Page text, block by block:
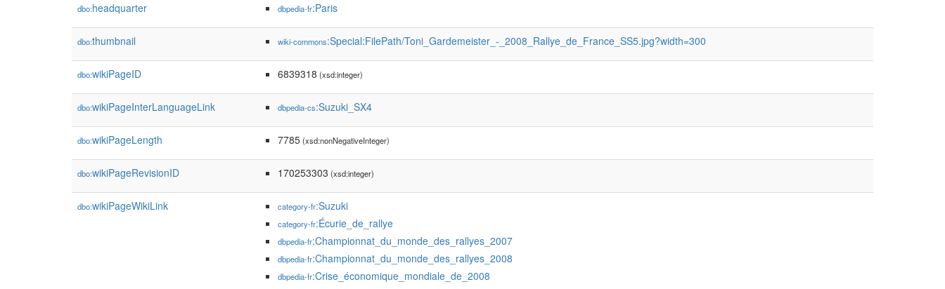
dbo:headquarter dbpedia-fr:Paris
dbo:thumbnail wiki-commons:Special:FilePath/Toni_Gardemeister_-_2008_Rallye_de_France_SS5.jpg?width=300
dbo:wikiPageID 6839318 (xsd:integer)
dbo:wikiPageInterLanguageLink dbpedia-cs:Suzuki_SX4
dbo:wikiPageLength 7785(xsd:nonNegativeInteger)
dbo:wikiPageRevisionID 170253303 (xsd:integer)
dbo:wikiPageWikiLink category-fr:Suzuki
category-fr:Écurie_de_rallye
dbpedia-fr:Championnat_du_monde_des_rallyes_2007
dbpedia-fr:Championnat_du_monde_des_rallyes_2008
dbpedia-fr:Crise_économique_mondiale_de_2008